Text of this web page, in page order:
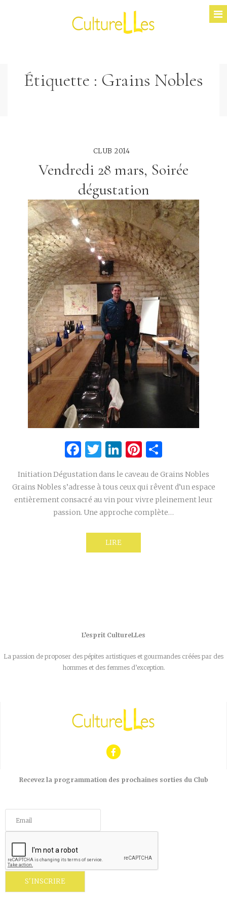
Étiquette : Grains Nobles
CLUB 2014
Vendredi 28 mars, Soirée
dégustation
Facebook
Twitter
LinkedIn
Pinterest
Initiation Dégustation dans le caveau de Grains Nobles
Grains Nobles s’adresse à tous ceux qui rêvent d’un espace
entièrement consacré au vin pour vivre pleinement leur
passion. Une approche complète…
LIRE
L’esprit CultureLLes
La passion de proposer des pépites artistiques et gourmandes créées par des
hommes et des femmes d’exception.
Recevez la programmation des prochaines sorties du Club